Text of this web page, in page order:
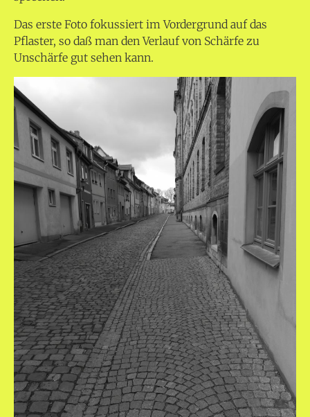
Das erste Foto fokussiert im Vordergrund auf das
Pflaster, so daß man den Verlauf von Schärfe zu
Unschärfe gut sehen kann.